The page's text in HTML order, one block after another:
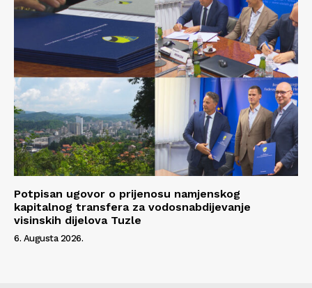
Potpisan ugovor o prijenosu namjenskog
kapitalnog transfera za vodosnabdijevanje
visinskih dijelova Tuzle
6. Augusta 2026.